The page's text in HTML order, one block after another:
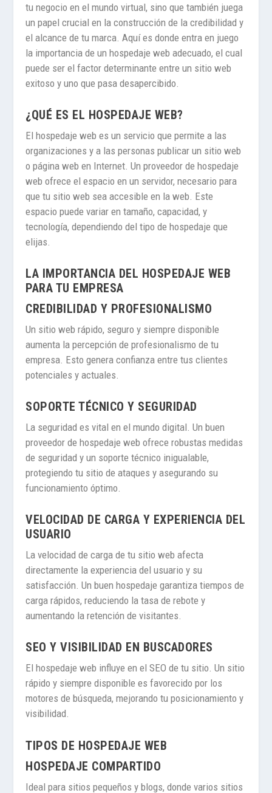
tu negocio en el mundo virtual, sino que también juega
un papel crucial en la construcción de la credibilidad y
el alcance de tu marca. Aquí es donde entra en juego
la importancia de un hospedaje web adecuado, el cual
puede ser el factor determinante entre un sitio web
exitoso y uno que pasa desapercibido.
¿QUÉ ES EL HOSPEDAJE WEB?
El hospedaje web es un servicio que permite a las
organizaciones y a las personas publicar un sitio web
o página web en Internet. Un proveedor de hospedaje
web ofrece el espacio en un servidor, necesario para
que tu sitio web sea accesible en la web. Este
espacio puede variar en tamaño, capacidad, y
tecnología, dependiendo del tipo de hospedaje que
elijas.
LA IMPORTANCIA DEL HOSPEDAJE WEB
PARA TU EMPRESA
CREDIBILIDAD Y PROFESIONALISMO
Un sitio web rápido, seguro y siempre disponible
aumenta la percepción de profesionalismo de tu
empresa. Esto genera confianza entre tus clientes
potenciales y actuales.
SOPORTE TÉCNICO Y SEGURIDAD
La seguridad es vital en el mundo digital. Un buen
proveedor de hospedaje web ofrece robustas medidas
de seguridad y un soporte técnico inigualable,
protegiendo tu sitio de ataques y asegurando su
funcionamiento óptimo.
VELOCIDAD DE CARGA Y EXPERIENCIA DEL
USUARIO
La velocidad de carga de tu sitio web afecta
directamente la experiencia del usuario y su
satisfacción. Un buen hospedaje garantiza tiempos de
carga rápidos, reduciendo la tasa de rebote y
aumentando la retención de visitantes.
SEO Y VISIBILIDAD EN BUSCADORES
El hospedaje web influye en el SEO de tu sitio. Un sitio
rápido y siempre disponible es favorecido por los
motores de búsqueda, mejorando tu posicionamiento y
visibilidad.
TIPOS DE HOSPEDAJE WEB
HOSPEDAJE COMPARTIDO
Ideal para sitios pequeños y blogs, donde varios sitios